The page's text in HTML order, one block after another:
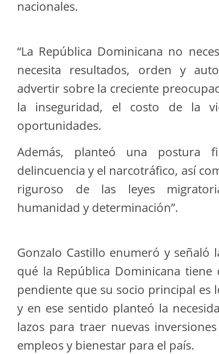
nacionales.
“La República Dominicana no
necesita resultados, orden y
advertir sobre la creciente
la inseguridad, el costo de la
oportunidades.
Además, planteó una postura
delincuencia y el narcotráfico, así
riguroso de las leyes
humanidad y determinación”.
Gonzalo Castillo enumeró y señaló
qué la República Dominicana
pendiente que su socio principal es
y en ese sentido planteó la
lazos para traer nuevas
empleos y bienestar para el país.